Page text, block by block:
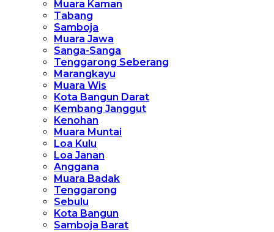
Muara Kaman
Tabang
Samboja
Muara Jawa
Sanga-Sanga
Tenggarong Seberang
Marangkayu
Muara Wis
Kota Bangun Darat
Kembang Janggut
Kenohan
Muara Muntai
Loa Kulu
Loa Janan
Anggana
Muara Badak
Tenggarong
Sebulu
Kota Bangun
Samboja Barat